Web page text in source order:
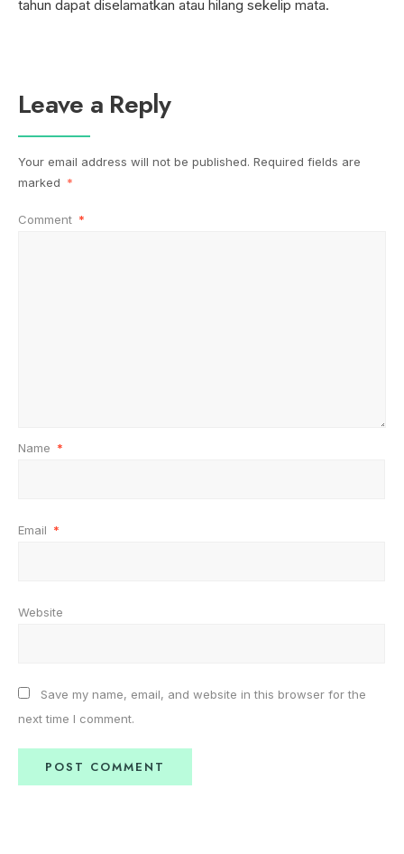
tahun dapat diselamatkan atau hilang sekelip mata.
Leave a Reply
Your email address will not be published. Required fields are
marked *
Comment *
Name *
Email *
Website
Save my name, email, and website in this browser for the
next time I comment.